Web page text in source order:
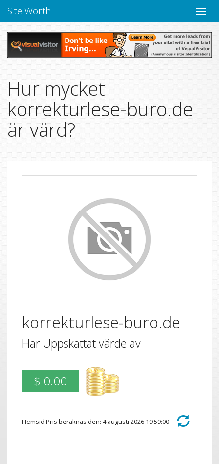
Toggle
Site Worth
Hur mycket
korrekturlese-buro.de
är värd?
korrekturlese-buro.de
Har Uppskattat värde av
$ 0.00
Hemsid Pris beräknas den: 4 augusti 2026 19:59:00